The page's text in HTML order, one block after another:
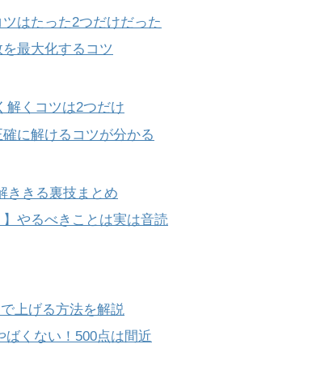
はたった2つだけだった
を最大化するコツ
解くコツは2つだけ
に解けるコツが分かる
ききる裏技まとめ
】やるべきことは実は音読
上げる方法を解説
ばくない！500点は間近